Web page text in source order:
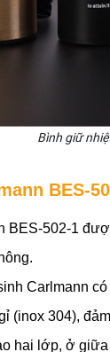
Bình giữ
BES-
BES-502-1
Carlmann
(inox 304),
hai lớp, ở